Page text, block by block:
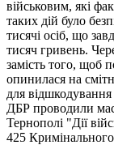
військовим, які
таких дій було
тисячі осіб, що
тисяч гривень.
замість того, щоб
опинилася на
для
ДБР проводили
Тернополі "Дії
425